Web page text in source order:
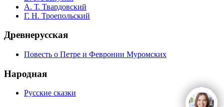
А. Т. Твардовский
Г. Н. Троепольский
Древнерусская
Повесть о Петре и Февронии Муромских
Народная
Русские сказки